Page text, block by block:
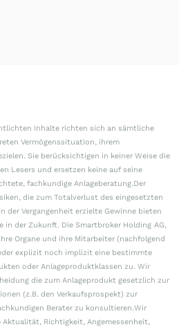
Inhalte richten sich an sämtliche
Vermögenssituation, ihrem
Sie berücksichtigen in keiner Weise die
Lesers und ersetzen keine auf seine
fachkundige Anlageberatung.Der
die zum Totalverlust des eingesetzten
der Vergangenheit erzielte Gewinne bieten
in der Zukunft. Die Smartbroker Holding AG,
Organe und ihre Mitarbeiter (nachfolgend
explizit noch implizit eine bestimmte
oder Anlageproduktklassen zu. Wir
die zum Anlageprodukt gesetzlich zur
(z.B. den Verkaufsprospekt) zur
Berater zu konsultieren.Wir
Aktualität, Richtigkeit, Angemessenheit,